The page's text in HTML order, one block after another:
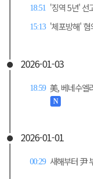
18:51 '징역 5년'
15:13 '체포방해' 혐
2026-01-03
18:59 美, 베네수
N
2026-01-01
00:29 새해부터 尹